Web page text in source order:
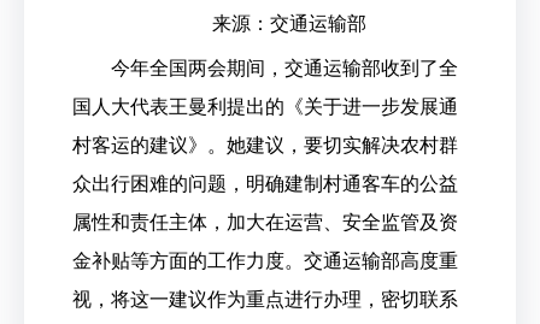
来源：交通运输部
今年全国两会期间，交通运输部收到了全
国人大代表王曼利提出的《关于进一步发展通
村客运的建议》。她建议，要切实解决农村群
众出行困难的问题，明确建制村通客车的公益
属性和责任主体，加大在运营、安全监管及资
金补贴等方面的工作力度。交通运输部高度重
视，将这一建议作为重点进行办理，密切联系